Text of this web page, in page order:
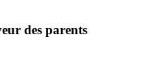
des parents